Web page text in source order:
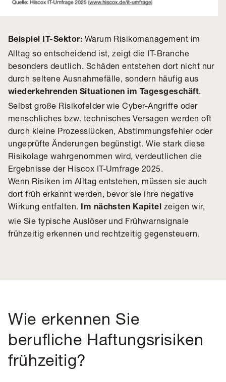
Beispiel IT-Sektor: Warum Risikomanagement im
Alltag so entscheidend ist, zeigt die IT-Branche
besonders deutlich. Schäden entstehen dort nicht nur
durch seltene Ausnahmefälle, sondern häufig aus
wiederkehrenden Situationen im Tagesgeschäft.
Selbst große Risikofelder wie Cyber-Angriffe oder
menschliches bzw. technisches Versagen werden oft
durch kleine Prozesslücken, Abstimmungsfehler oder
ungeprüfte Änderungen begünstigt. Wie stark diese
Risikolage wahrgenommen wird, verdeutlichen die
Ergebnisse derHiscox IT-Umfrage 2025.
Wenn Risiken im Alltag entstehen, müssen sie auch
dort früh erkannt werden, bevor sie ihre negative
Wirkung entfalten. Im nächsten Kapitel zeigen wir,
wie Sie typische Auslöser und Frühwarnsignale
frühzeitig erkennen und rechtzeitig gegensteuern.
Wie erkennen Sie
berufliche Haftungsrisiken
frühzeitig?